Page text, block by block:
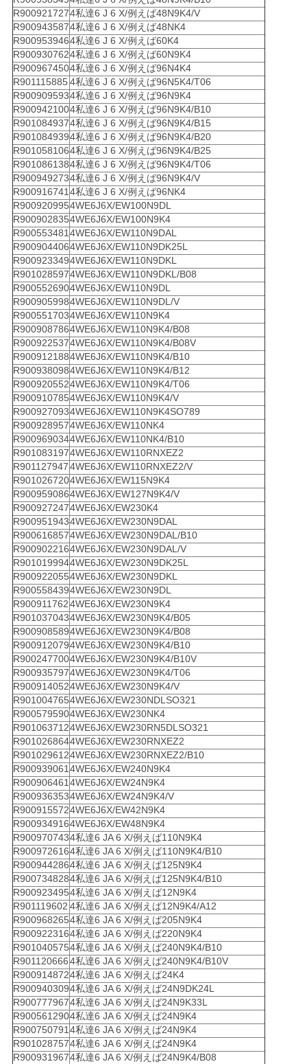
R9009217274私達6 J 6 X/例えば48N9K4/V
R9009435874私達6 J 6 X/例えば48NK4
R9009539464私達6 J 6 X/例えば60K4
R9009307624私達6 J 6 X/例えば60N9K4
R9009674504私達6 J 6 X/例えば96N4K4
R901115885 4私達6 J 6 X/例えば96N5K4/T06
R9009095934私達6 J 6 X/例えば96N9K4
R9009421004私達6 J 6 X/例えば96N9K4/B10
R9010849374私達6 J 6 X/例えば96N9K4/B15
R9010849394私達6 J 6 X/例えば96N9K4/B20
R9010581064私達6 J 6 X/例えば96N9K4/B25
R9010861384私達6 J 6 X/例えば96N9K4/T06
R9009492734私達6 J 6 X/例えば96N9K4/V
R900916741 4私達6 J 6 X/例えば96NK4
R9009209954WE6J6X/EW100N9DL
R9009028354WE6J6X/EW100N9K4
R900553481 4WE6J6X/EW110N9DAL
R9009044064WE6J6X/EW110N9DK25L
R9009233494WE6J6X/EW110N9DKL
R9010285974WE6J6X/EW110N9DKL/B08
R9005526904WE6J6X/EW110N9DL
R9009059984WE6J6X/EW110N9DL/V
R9005517034WE6J6X/EW110N9K4
R9009087864WE6J6X/EW110N9K4/B08
R9009225374WE6J6X/EW110N9K4/B08V
R9009121884WE6J6X/EW110N9K4/B10
R9009380984WE6J6X/EW110N9K4/B12
R9009205524WE6J6X/EW110N9K4/T06
R9009107854WE6J6X/EW110N9K4/V
R9009270934WE6J6X/EW110N9K4SO789
R9009289574WE6J6X/EW110NK4
R9009690344WE6J6X/EW110NK4/B10
R9010831974WE6J6X/EW110RNXEZ2
R9011279474WE6J6X/EW110RNXEZ2/V
R9010267204WE6J6X/EW115N9K4
R9009590864WE6J6X/EW127N9K4/V
R9009272474WE6J6X/EW230K4
R9009519434WE6J6X/EW230N9DAL
R9006168574WE6J6X/EW230N9DAL/B10
R9009022164WE6J6X/EW230N9DAL/V
R9010199944WE6J6X/EW230N9DK25L
R9009220554WE6J6X/EW230N9DKL
R9005584394WE6J6X/EW230N9DL
R9009117624WE6J6X/EW230N9K4
R9010370434WE6J6X/EW230N9K4/B05
R9009085894WE6J6X/EW230N9K4/B08
R9009120794WE6J6X/EW230N9K4/B10
R9002477004WE6J6X/EW230N9K4/B10V
R9009357974WE6J6X/EW230N9K4/T06
R9009140524WE6J6X/EW230N9K4/V
R9010047654WE6J6X/EW230NDLSO321
R9005795904WE6J6X/EW230NK4
R9010637124WE6J6X/EW230RN5DLSO321
R9010268644WE6J6X/EW230RNXEZ2
R9010296124WE6J6X/EW230RNXEZ2/B10
R900939061 4WE6J6X/EW240N9K4
R900906461 4WE6J6X/EW24N9K4
R9009363534WE6J6X/EW24N9K4/V
R9009155724WE6J6X/EW42N9K4
R9009349164WE6J6X/EW48N9K4
R9009707434私達6 JA 6 X/例えば110N9K4
R9009726164私達6 JA 6 X/例えば110N9K4/B10
R9009442864私達6 JA 6 X/例えば125N9K4
R9007348284私達6 JA 6 X/例えば125N9K4/B10
R9009234954私達6 JA 6 X/例えば12N9K4
R901119602 4私達6 JA 6 X/例えば12N9K4/A12
R9009682654私達6 JA 6 X/例えば205N9K4
R9009223164私達6 JA 6 X/例えば220N9K4
R9010405754私達6 JA 6 X/例えば240N9K4/B10
R9011206664私達6 JA 6 X/例えば240N9K4/B10V
R9009148724私達6 JA 6 X/例えば24K4
R9009403094私達6 JA 6 X/例えば24N9DK24L
R9007779674私達6 JA 6 X/例えば24N9K33L
R9005612904私達6 JA 6 X/例えば24N9K4
R900750791 4私達6 JA 6 X/例えば24N9K4
R9010287574私達6 JA 6 X/例えば24N9K4
R9009319674私達6 JA 6 X/例えば24N9K4/B08